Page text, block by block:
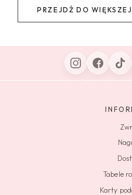
PRZEJDŹ DO
Tabele
Karty